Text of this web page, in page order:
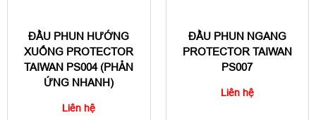
ĐẦU PHUN HƯỚNG
XUỐNG PROTECTOR
TAIWAN PS004 (PHẢN
ỨNG NHANH)
Liên hệ
ĐẦU PHUN NGANG
PROTECTOR TAIWAN
PS007
Liên hệ